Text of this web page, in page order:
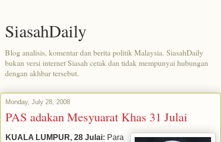
SiasahDaily
Blog analisis, komentar dan berita politik Malaysia. SiasahDaily
bukan versi internet Siasah cetak dan tidak mempunyai hubungan
dengan akhbar tersebut.
Monday, July 28, 2008
PAS adakan Mesyuarat Khas 31 Julai
KUALA LUMPUR, 28 Julai: Para